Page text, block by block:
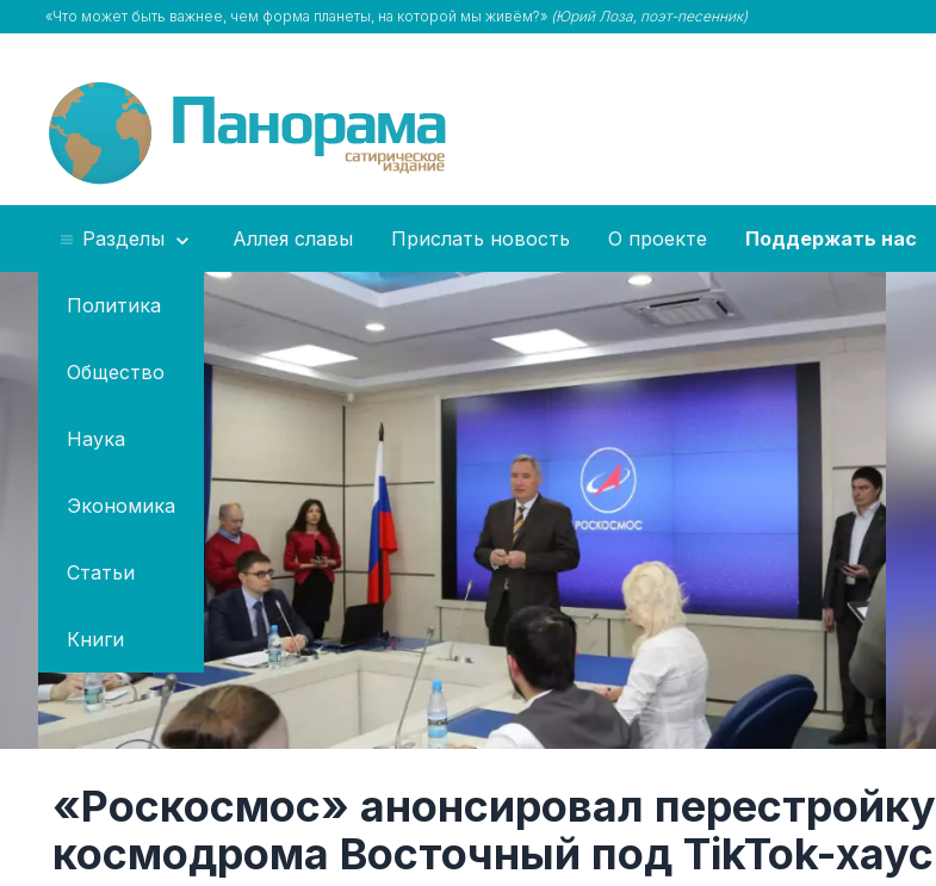
«Что может быть важнее, чем форма планеты, на которой мы живём?» (Юрий Лоза, поэт-песенник)
Разделы
Политика
Общество
Наука
Экономика
Статьи
Книги
Аллея славы Прислать новость О проекте Поддержать нас
«Роскосмос» анонсировал перестройку
космодрома Восточный под TikTok-хаус